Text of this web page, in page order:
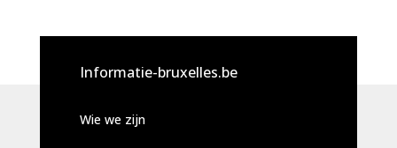
Informatie-bruxelles.be
Wie we zijn